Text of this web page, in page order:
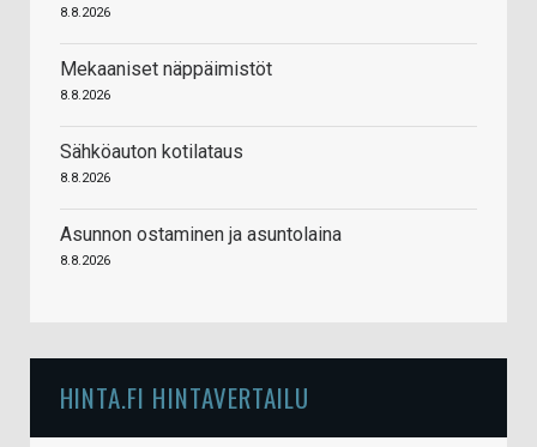
8.8.2026
Mekaaniset näppäimistöt
8.8.2026
Sähköauton kotilataus
8.8.2026
Asunnon ostaminen ja asuntolaina
8.8.2026
HINTA.FI HINTAVERTAILU